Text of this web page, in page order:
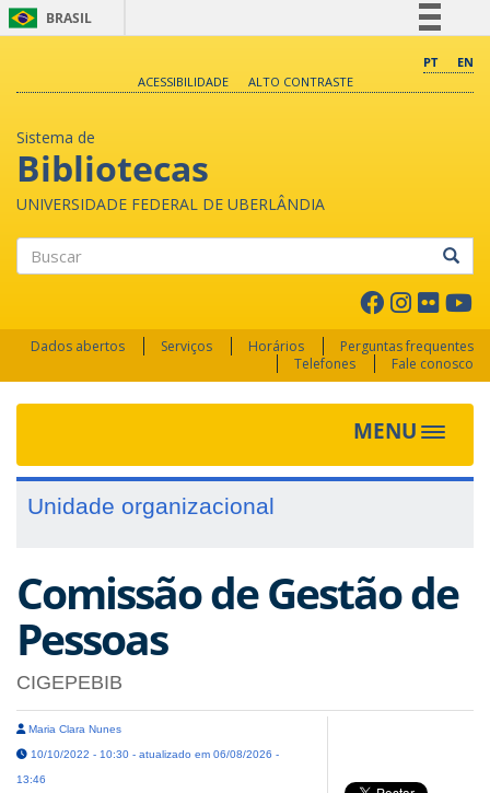
BRASIL
Comunica BR
PT
EN
ACESSIBILIDADE
ALTO CONTRASTE
Sistema de
Bibliotecas
UNIVERSIDADE FEDERAL DE UBERLÂNDIA
Dados abertos Serviços Horários
Perguntas frequentes
Telefones
Fale conosco
MENU Toggle
Unidade organizacional
Comissão de Gestão de
Pessoas
CIGEPEBIB
Maria Clara Nunes
10/10/2022 - 10:30 - atualizado em 06/08/2026 -
13:46